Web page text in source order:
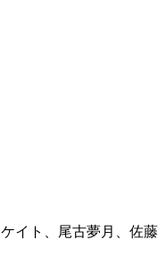
イト、尾古夢月、佐藤